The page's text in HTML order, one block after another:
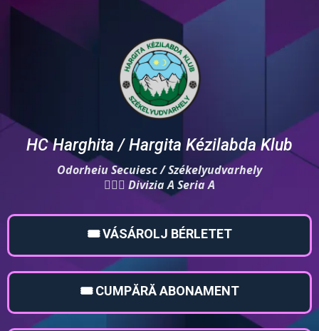
HC Harghita / Hargita Kézilabda Klub
Odorheiu Secuiesc / Székelyudvarhely
🤾🏻‍♀️ Divizia A Seria A
🎟️ VÁSÁROLJ BÉRLETET
🎟️ CUMPĂRĂ ABONAMENT